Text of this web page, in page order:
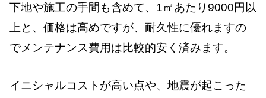
下地や施工の手間も含めて、1㎡あたり9000円以
上と、価格は高めですが、耐久性に優れますの
でメンテナンス費用は比較的安く済みます。
イニシャルコストが高い点や、地震が起こった